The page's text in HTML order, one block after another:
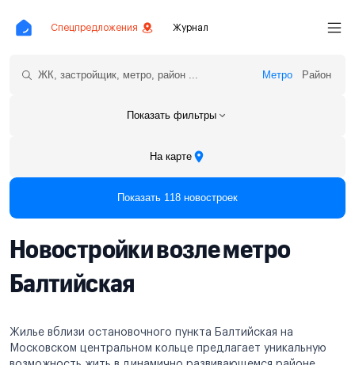
Спецпредложения Журнал
Метро Район
Показать фильтры
На карте
Показать 118 новостроек
Новостройки возле метро
Балтийская
Жилье вблизи остановочного пункта Балтийская на
Московском центральном кольце предлагает уникальную